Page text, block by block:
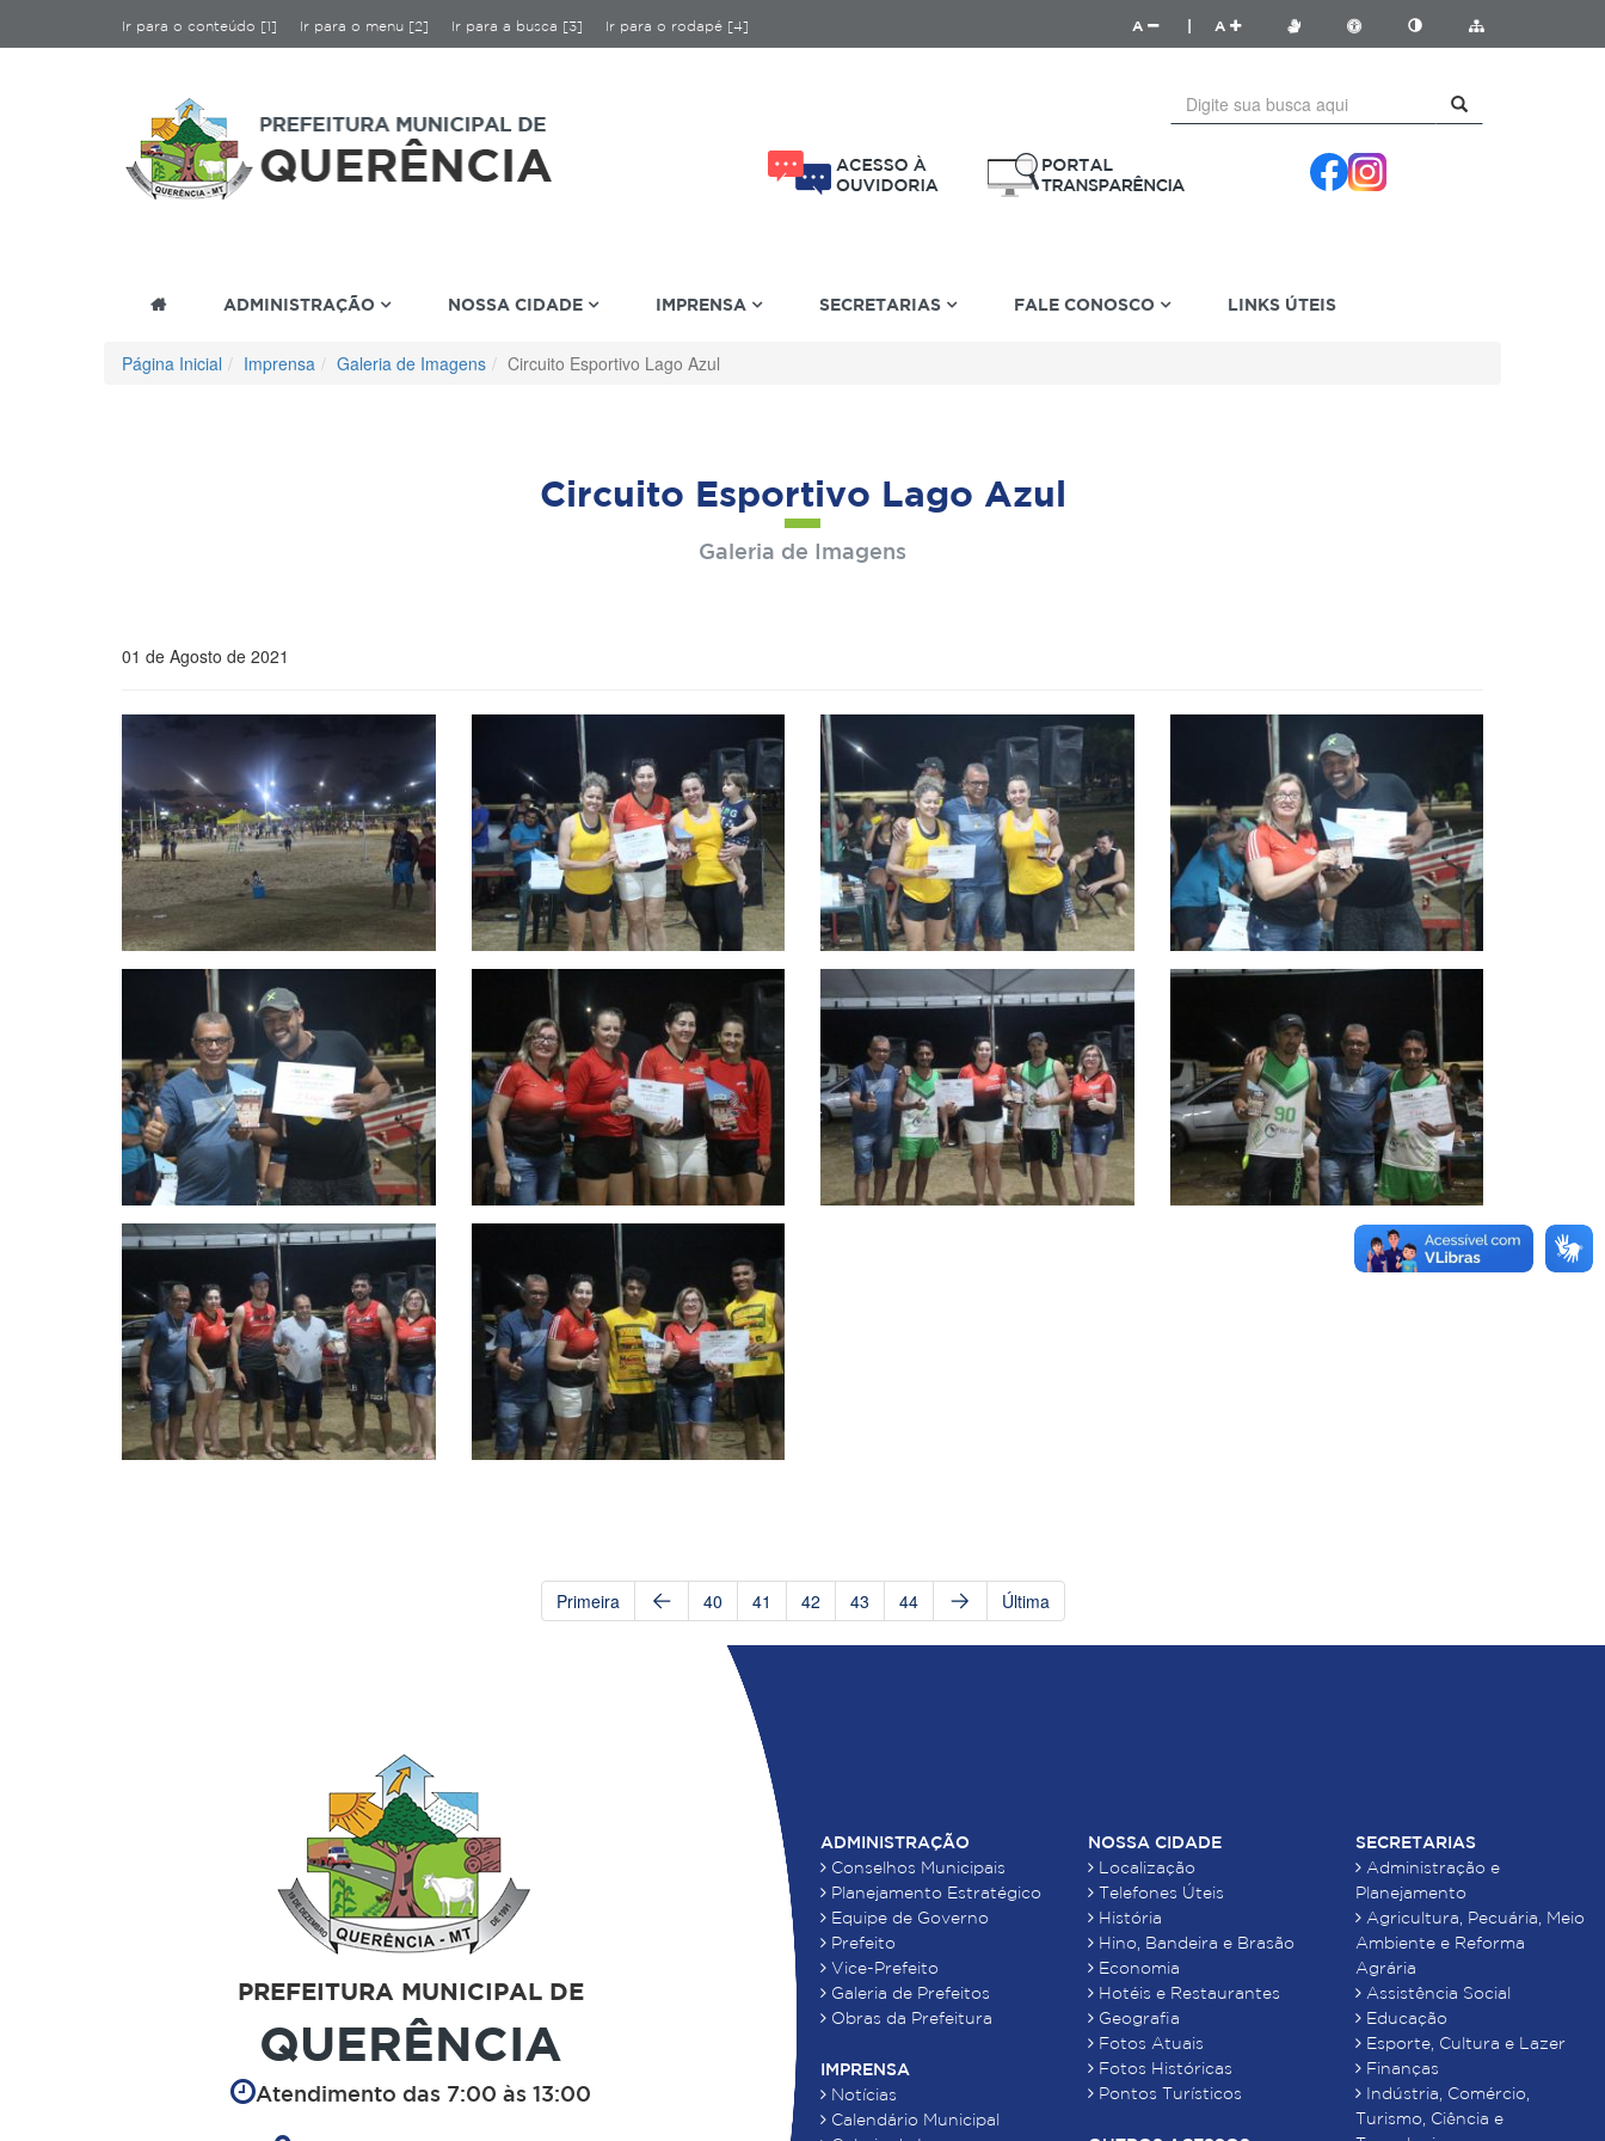
Ir para o conteúdo [1] Ir para o menu [2] Ir para a busca [3] Ir para o rodapé [4] A A
ADMINISTRAÇÃO NOSSA CIDADE IMPRENSA SECRETARIAS FALE CONOSCO LINKS ÚTEIS
Página Inicial Imprensa Galeria de Imagens Circuito Esportivo Lago Azul
Circuito Esportivo Lago Azul
Galeria de Imagens
01 de Agosto de 2021
Primeira 40 41 42 43 44 Última
PREFEITURA MUNICIPAL DE
QUERÊNCIA
Atendimento das 7:00 às 13:00
ADMINISTRAÇÃO
Conselhos Municipais
Planejamento Estratégico
Equipe de Governo
Prefeito
Vice-Prefeito
Galeria de Prefeitos
Obras da Prefeitura
IMPRENSA
Notícias
Calendário Municipal
NOSSA CIDADE
Localização
Telefones Úteis
História
Hino, Bandeira e Brasão
Economia
Hotéis e Restaurantes
Geografia
Fotos Atuais
Fotos Históricas
Pontos Turísticos
SECRETARIAS
Administração e
Planejamento
Agricultura, Pecuária, Meio
Ambiente e Reforma
Agrária
Assistência Social
Educação
Esporte, Cultura e Lazer
Finanças
Indústria, Comércio,
Turismo, Ciência e